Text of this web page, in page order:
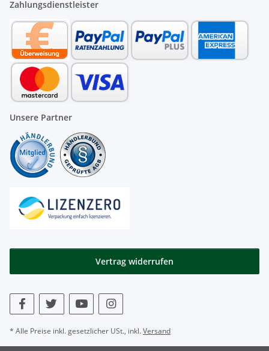
Zahlungsdienstleister
Unsere Partner
Vertrag widerrufen
* Alle Preise inkl. gesetzlicher USt., inkl.Versand